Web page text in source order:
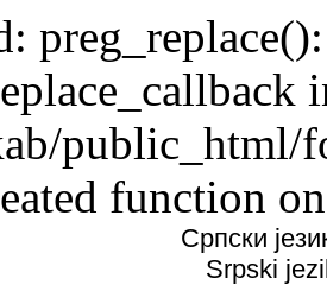
public_html/
function
Српски
Srpski